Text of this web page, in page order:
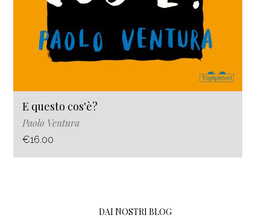
E questo cos'è?
Paolo Ventura
€16.00
DAI NOSTRI BLOG